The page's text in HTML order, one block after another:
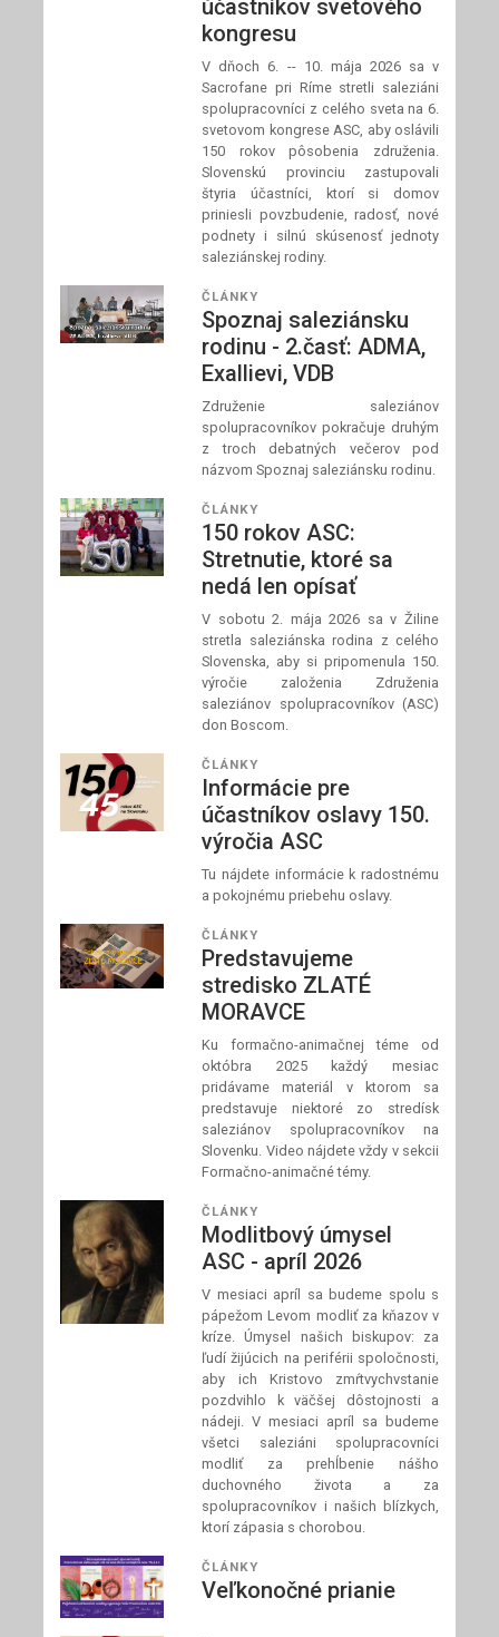
účastníkov svetového
kongresu
V dňoch 6. -- 10. mája 2026 sa v
Sacrofane pri Ríme stretli saleziáni
spolupracovníci z celého sveta na 6.
svetovom kongrese ASC, aby oslávili
150 rokov pôsobenia združenia.
Slovenskú provinciu zastupovali
štyria účastníci, ktorí si domov
priniesli povzbudenie, radosť, nové
podnety i silnú skúsenosť jednoty
saleziánskej rodiny.
ČLÁNKY
Spoznaj saleziánsku
rodinu - 2.časť: ADMA,
Exallievi, VDB
Združenie saleziánov
spolupracovníkov pokračuje druhým
z troch debatných večerov pod
názvom Spoznaj saleziánsku rodinu.
ČLÁNKY
150 rokov ASC:
Stretnutie, ktoré sa
nedá len opísať
V sobotu 2. mája 2026 sa v Žiline
stretla saleziánska rodina z celého
Slovenska, aby si pripomenula 150.
výročie založenia Združenia
saleziánov spolupracovníkov (ASC)
don Boscom.
ČLÁNKY
Informácie pre
účastníkov oslavy 150.
výročia ASC
Tu nájdete informácie k radostnému
a pokojnému priebehu oslavy.
ČLÁNKY
Predstavujeme
stredisko ZLATÉ
MORAVCE
Ku formačno-animačnej téme od
októbra 2025 každý mesiac
pridávame materiál v ktorom sa
predstavuje niektoré zo stredísk
saleziánov spolupracovníkov na
Slovenku. Video nájdete vždy v sekcii
Formačno-animačné témy.
ČLÁNKY
Modlitbový úmysel
ASC - apríl 2026
V mesiaci apríl sa budeme spolu s
pápežom Levom modliť za kňazov v
kríze. Úmysel našich biskupov: za
ľudí žijúcich na periférii spoločnosti,
aby ich Kristovo zmŕtvychvstanie
pozdvihlo k väčšej dôstojnosti a
nádeji. V mesiaci apríl sa budeme
všetci saleziáni spolupracovníci
modliť za prehĺbenie nášho
duchovného života a za
spolupracovníkov i našich blízkych,
ktorí zápasia s chorobou.
ČLÁNKY
Veľkonočné prianie